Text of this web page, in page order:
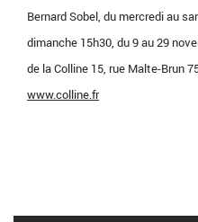
Bernard Sobel, du mercredi au
dimanche 15h30, du 9 au 29
de la Colline 15, rue Malte-Brun
www.colline.fr